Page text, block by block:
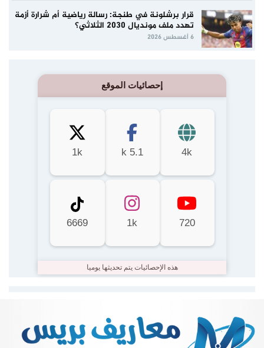
قرار برشلونة في طنجة: رسالة رياضية أم شرارة أزمة
تهدد ملف مونديال 2030 الثلاثي؟
6 أغسطس 2026
إحصائيات الموقع
4k
5.1 k
1k
720
1k
6669
هذه الإحصائيات يتم تحديثها يوميا